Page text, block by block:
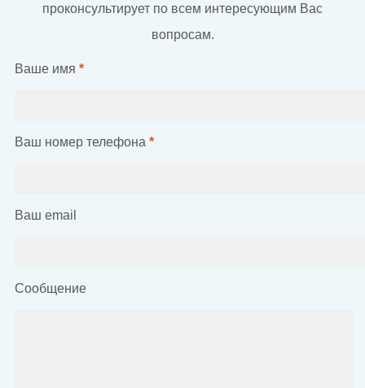
проконсультирует по всем интересующим Вас
вопросам.
Ваше имя *
Ваш номер телефона *
Ваш email
Сообщение